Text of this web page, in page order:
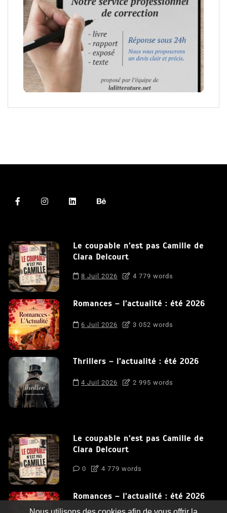
Le coupable n’est pas Camille de
Clara Delcourt
8 Juil 2026 4 779 words
Romances – l’actualité : été 2026
6 Juil 2026 3 052 words
Thrillers – l’actualité : été 2026
4 Juil 2026 2 995 words
Le coupable n’est pas Camille de
Clara Delcourt
0 4 779 words
Romances – l’actualité : été 2026